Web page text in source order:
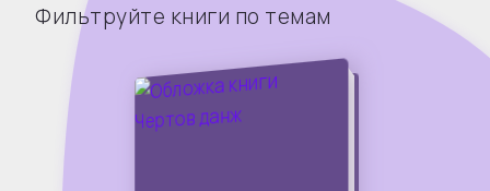
Фильтруйте книги по темам